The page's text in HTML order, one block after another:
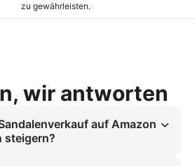
zu gewährleisten.
wir antworten
auf Amazon
steigern?